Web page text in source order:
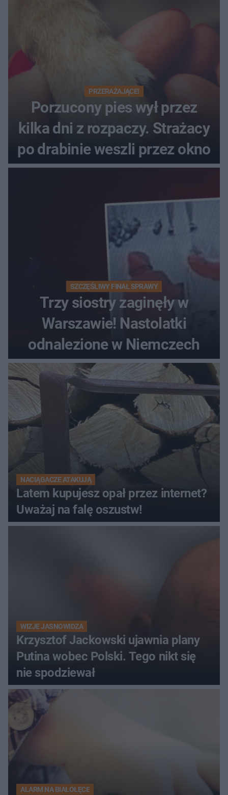
PRZERAŻAJĄCE!
Porzucony pies wył przez
kilka dni z rozpaczy. Strażacy
po drabinie weszli przez okno
SZCZĘŚLIWY FINAŁ SPRAWY
Trzy siostry zaginęły w
Warszawie! Nastolatki
odnalezione w Niemczech
NACIĄGACZE ATAKUJĄ
Latem kupujesz opał przez internet?
Uważaj na falę oszustw!
WIZJE JASNOWIDZA
Krzysztof Jackowski ujawnia plany
Putina wobec Polski. Tego nikt się
nie spodziewał
ALARM NA BIAŁOŁĘCE